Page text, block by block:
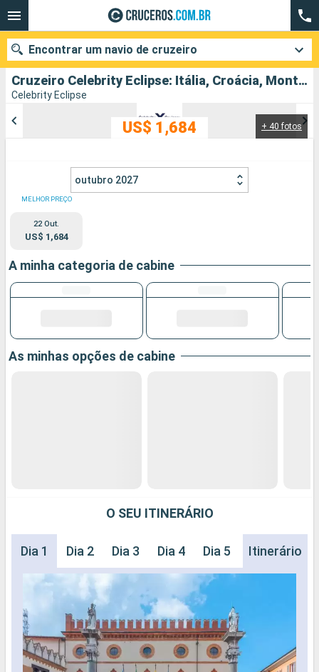
Cruzeiro Celebrity Eclipse: Itália, Croácia, Montenegro, Grécia partindo de Ravena
Celebrity Eclipse
+ 40 fotos
US$ 1,684
outubro 2027
MELHOR PREÇO
22 Out.
US$ 1,684
A minha categoria de cabine
As minhas opções de cabine
O SEU ITINERÁRIO
Dia 1 Dia 2 Dia 3 Dia 4 Dia 5 Dia 6 Dia
Itinerário
Encontrar um navio de cruzeiro
Cidades Companhias